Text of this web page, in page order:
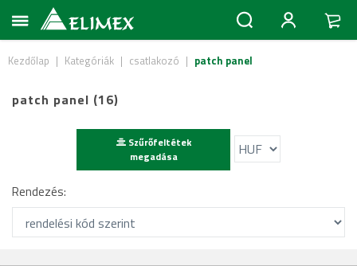
Kezdőlap | Kategóriák | csatlakozó | patch panel
patch panel (16)
Szűrőfeltétek
megadása
Rendezés: